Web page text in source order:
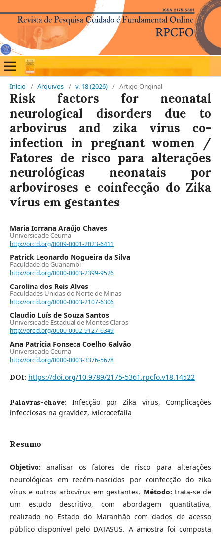
Início / Arquivos / v. 18 (2026) / Artigo Original
Risk factors for neonatal
neurological disorders due to
arbovirus and zika virus co-
infection in pregnant women /
Fatores de risco para alterações
neurológicas neonatais por
arboviroses e coinfecção do Zika
vírus em gestantes
Maria Iorrana Araújo Chaves
Universidade Ceuma
http://orcid.org/0009-0001-2023-6411
Patrick Leonardo Nogueira da Silva
Faculdade de Guanambi
http://orcid.org/0000-0003-2399-9526
Carolina dos Reis Alves
Faculdades Unidas do Norte de Minas
http://orcid.org/0000-0003-2107-6306
Claudio Luís de Souza Santos
Universidade Estadual de Montes Claros
http://orcid.org/0000-0002-9127-6349
Ana Patrícia Fonseca Coelho Galvão
Universidade Ceuma
http://orcid.org/0000-0003-3376-5678
DOI: https://doi.org/10.9789/2175-5361.rpcfo.v18.14522
Palavras-chave:Infecção por Zika vírus, Complicações
infecciosas na gravidez, Microcefalia
Resumo
Objetivo:analisar os fatores de risco para alterações
neurológicas em recém-nascidos por coinfecção do zika
vírus e outros arbovírus em gestantes. Método: trata-se de
um estudo descritivo, com abordagem quantitativa,
realizado no Estado do Maranhão com dados de acesso
público disponível pelo DATASUS. A amostra foi composta